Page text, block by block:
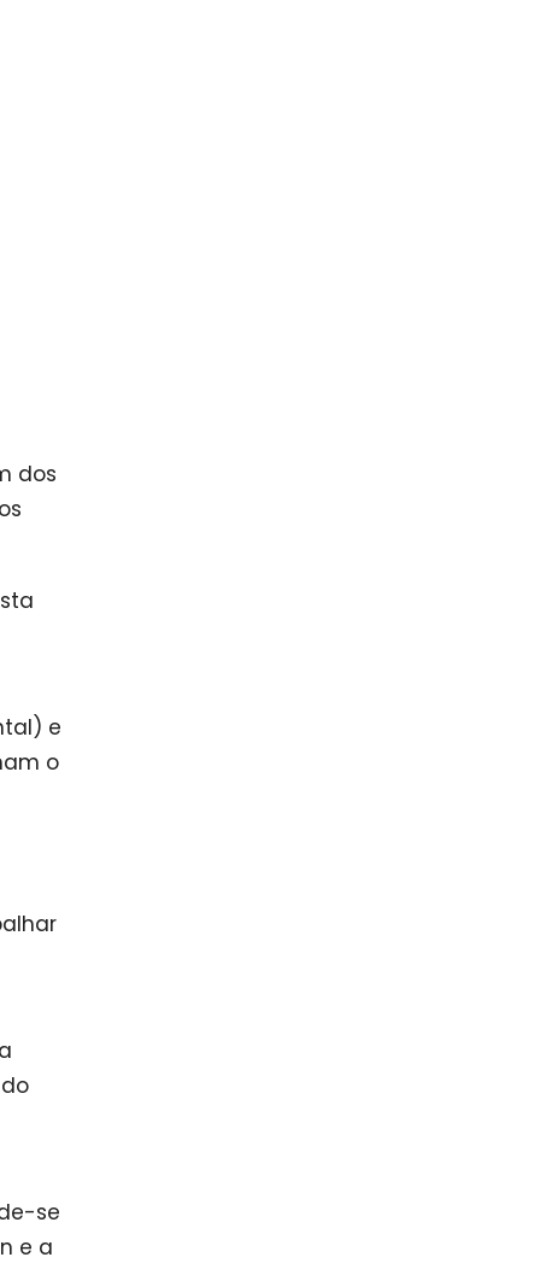
dos
e
o
se
e a